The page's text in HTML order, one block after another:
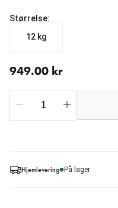
Hjemlevering På lager
Størrelse:
12 kg
949.00 kr